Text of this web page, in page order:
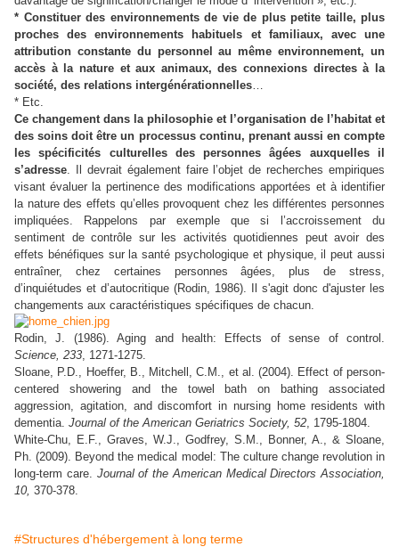
* Constituer des environnements de vie de plus petite taille, plus
proches des environnements habituels et familiaux, avec une
attribution constante du personnel au même environnement, un
accès à la nature et aux animaux, des connexions directes à la
société, des relations intergénérationnelles…
* Etc.
Ce changement dans la philosophie et l’organisation de l’habitat et
des soins doit être un processus continu, prenant aussi en compte
les spécificités culturelles des personnes âgées auxquelles il
s’adresse. Il devrait également faire l’objet de recherches empiriques
visant évaluer la pertinence des modifications apportées et à identifier
la nature des effets qu’elles provoquent chez les différentes personnes
impliquées. Rappelons par exemple que si l’accroissement du
sentiment de contrôle sur les activités quotidiennes peut avoir des
effets bénéfiques sur la santé psychologique et physique, il peut aussi
entraîner, chez certaines personnes âgées, plus de stress,
d’inquiétudes et d’autocritique (Rodin, 1986). Il s'agit donc d'ajuster les
changements aux caractéristiques spécifiques de chacun.
Rodin, J. (1986). Aging and health: Effects of sense of control.
Science, 233, 1271-1275.
Sloane, P.D., Hoeffer, B., Mitchell, C.M., et al. (2004). Effect of person-
centered showering and the towel bath on bathing associated
aggression, agitation, and discomfort in nursing home residents with
dementia. Journal of the American Geriatrics Society, 52, 1795-1804.
White-Chu, E.F., Graves, W.J., Godfrey, S.M., Bonner, A., & Sloane,
Ph. (2009). Beyond the medical model: The culture change revolution in
long-term care. Journal of the American Medical Directors Association,
10, 370-378.
#Structures d'hébergement à long terme